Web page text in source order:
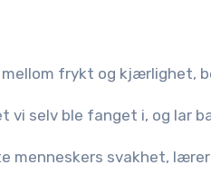
frykt og kjærlighet,
vi selv ble fanget i, og lar
menneskers svakhet,